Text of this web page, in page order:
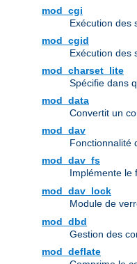
mod_cgi
Exécution des
mod_cgid
Exécution des
mod_charset_lite
Spécifie dans
mod_data
Convertit un
mod_dav
Fonctionnalité
mod_dav_fs
Implémente le
mod_dav_lock
Module de
mod_dbd
Gestion des
mod_deflate